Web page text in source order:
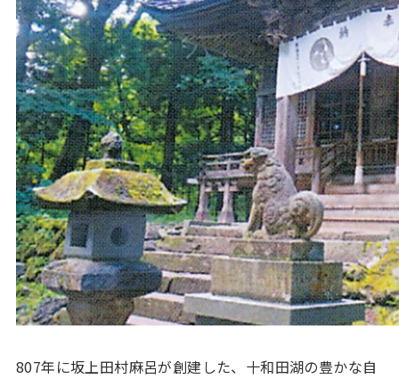
807年に坂上田村麻呂が創建した、十和田湖の豊かな自